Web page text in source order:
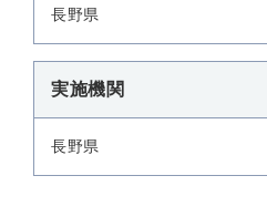
長野県
実施機関
長野県